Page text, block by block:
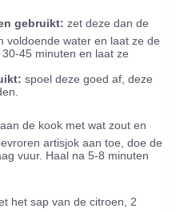
gebruikt: zet deze dan de
voldoende water en laat ze de
45 minuten en laat ze
spoel deze goed af, deze
de kook met wat zout en
artisjok aan toe, doe de
vuur. Haal na 5-8 minuten
het sap van de citroen, 2